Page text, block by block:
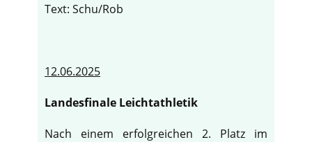
Text: Schu/Rob
12.06.2025
Landesfinale Leichtathletik
Nach einem erfolgreichen 2. Platz im